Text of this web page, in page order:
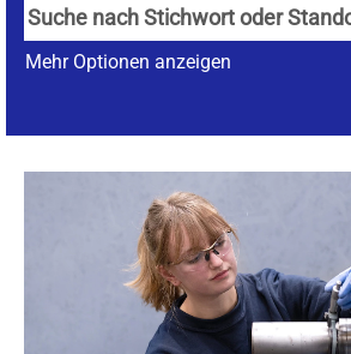
Mehr Optionen anzeigen